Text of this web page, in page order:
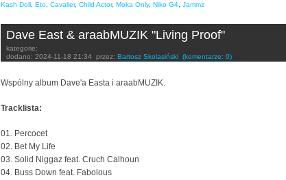
Kash Doll, Eto, Cavalier, Child Actor, Moka Only, Niko G4, Jammz
Dave East & araabMUZIK "Living Proof"
kategorie:
dodano: 2024-11-18 21:34 przez: Bartosz Skolasiński (komentarze: 0)
Wspólny album Dave'a Easta i araabMUZIK.
Tracklista:
01. Percocet
02. Bet My Life
03. Solid Niggaz feat. Cruch Calhoun
04. Buss Down feat. Fabolous